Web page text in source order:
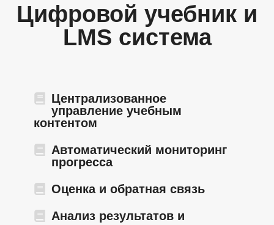
Цифровой учебник и
LMS система
Централизованное
управление учебным
контентом
Автоматический мониторинг
прогресса
Оценка и обратная связь
Анализ результатов и